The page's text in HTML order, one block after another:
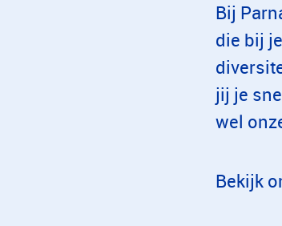
Bij
die bij
jij je
wel
Bekijk